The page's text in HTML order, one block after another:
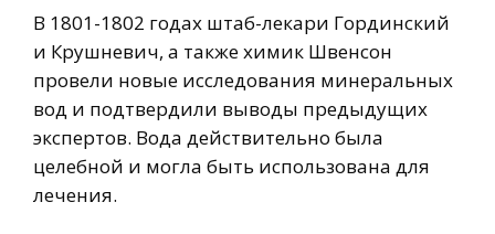
В 1801-1802 годах штаб-лекари Гординский
и Крушневич, а также химик Швенсон
провели новые исследования минеральных
вод и подтвердили выводы предыдущих
экспертов. Вода действительно была
целебной и могла быть использована для
лечения.